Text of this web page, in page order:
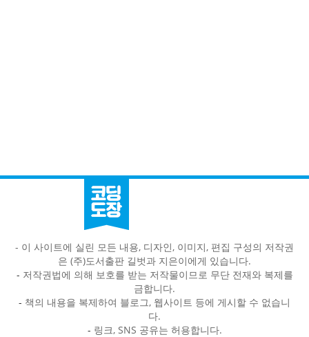
- 이 사이트에 실린 모든 내용, 디자인, 이미지, 편집 구성의 저작권
은 (주)도서출판 길벗과 지은이에게 있습니다.
- 저작권법에 의해 보호를 받는 저작물이므로 무단 전재와 복제를
금합니다.
- 책의 내용을 복제하여 블로그, 웹사이트 등에 게시할 수 없습니
다.
- 링크, SNS 공유는 허용합니다.